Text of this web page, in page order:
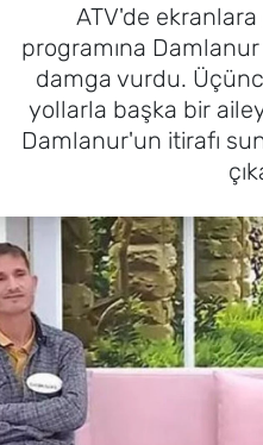
ATV'de
programına
damga vurdu.
yollarla başka bir
Damlanur'un itirafı